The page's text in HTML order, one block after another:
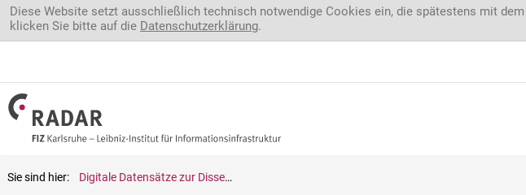
Direkt zum Inhalt
Diese Website setzt ausschließlich technisch notwendige Cookies ein, die spätestens mit
klicken Sie bitte auf die Datenschutzerklärung.
Sie sind hier: Digitale Datensätze zur Dissertation Regulation von frühen Endosomenpopulationen bei Transportprozessen und der Zellteilung in Ustilago maydis